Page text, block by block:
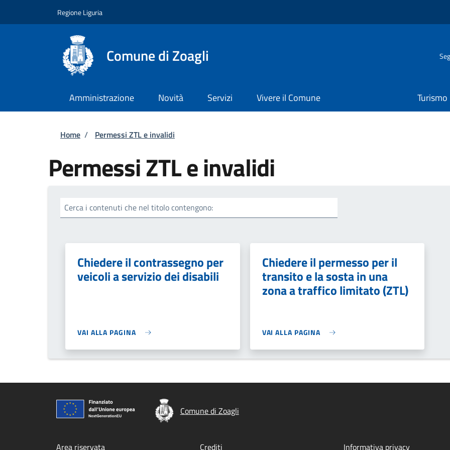
Regione Liguria
Comune di Zoagli
Amministrazione Novità Servizi Vivere il Comune Turismo
Briciole di pane
Home / Permessi ZTL e invalidi
Permessi ZTL e invalidi
Cerca i contenuti che nel titolo contengono:
Chiedere il contrassegno per
veicoli a servizio dei disabili
VAI ALLA PAGINA
Chiedere il permesso per il
transito e la sosta in una
zona a traffico limitato (ZTL)
VAI ALLA PAGINA
Comune di Zoagli
Area riservata Crediti Informativa privacy